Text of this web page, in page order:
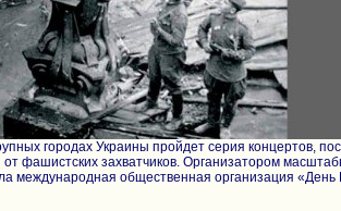
городах Украины пройдет серия концертов,
фашистских захватчиков. Организатором
международная общественная организация